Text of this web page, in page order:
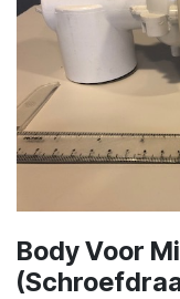
Body Voor